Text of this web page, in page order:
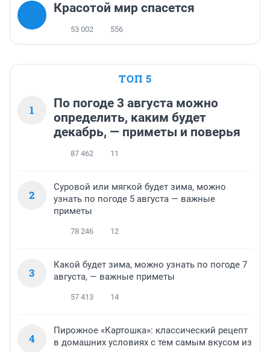
Красотой мир спасется
53 002 556
ТОП 5
1
По погоде 3 августа можно
определить, каким будет
декабрь, — приметы и поверья
87 462 11
2
Суровой или мягкой будет зима, можно
узнать по погоде 5 августа — важные
приметы
78 246 12
3
Какой будет зима, можно узнать по погоде 7
августа, — важные приметы
57 413 14
4
Пирожное «Картошка»: классический рецепт
в домашних условиях с тем самым вкусом из